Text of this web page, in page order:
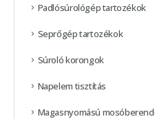
Padlósúrológép tartozékok
Seprőgép tartozékok
Súroló korongok
Napelem tisztítás
Magasnyomású